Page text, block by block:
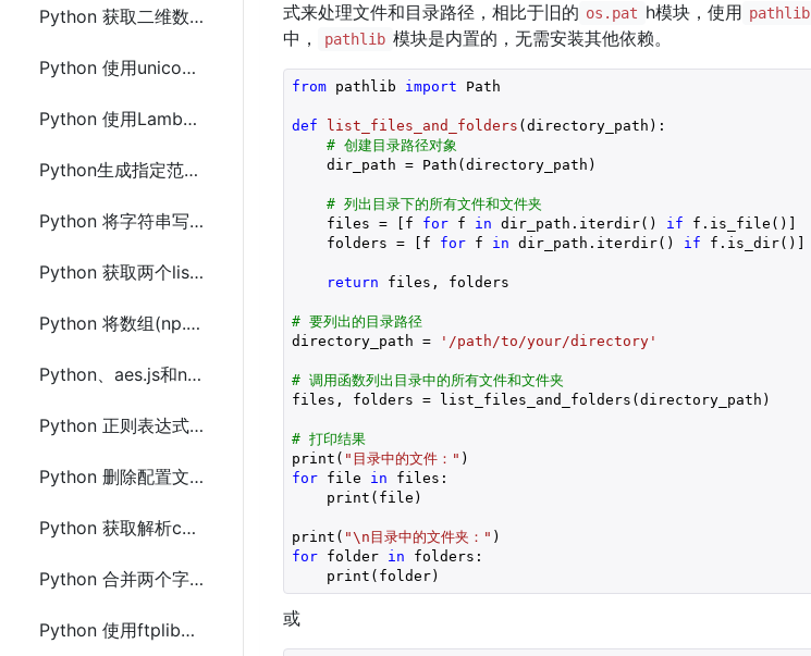
Python 获取二维数组中每列第二个最小值的方法及示例代码
Python 使用unicodedata来判断所有标点符号方法及示例代码
Python 使用Lambda对list(列表)中指定格式字符串元素排序方法
Python生成指定范围数字正数和负数列表(list)
Python 将字符串写入文本文件中指定位置和删除行示例代码
Python 获取两个list列表中元素平均值的方法及示例代码
Python 将数组(np.array)或DataFrame及相关属性保存到文件的方法
Python、aes.js和node.js实现AES(Crypto)加密与解密实现代码
Python 正则表达式零宽正负向断言的用法及示例代码
Python 删除配置文件中[]方括号内与之间的内容的方法
Python 获取解析curl命令行字符串中参数转换成字典(Dictionary)
Python 合并两个字典(Dictionary)中相同key的value的方法及示例代码
Python 使用ftplib切换指定ftp目录不存在则创建目录和上传下载文件
式来处理文件和目录路径，相比于旧的 os.pat h模块，使用 pathlib
中，
pathlib 模块是内置的，无需安装其他依赖。
from pathlib import Path
def list_files_and_folders (directory_path) :
# 创建目录路径对象
    dir_path = Path(directory_path)
# 列出目录下的所有文件和文件夹
    files = [f
for f in dir_path.iterdir() if f.is_file()]
    folders = [f
for f in dir_path.iterdir() if f.is_dir()]
return files, folders
# 要列出的目录路径
directory_path =
'/path/to/your/directory'
# 调用函数列出目录中的所有文件和文件夹
files, folders = list_files_and_folders(directory_path)
# 打印结果
print( "目录中的文件："
for file in files:
    print(file)
print( "\n目录中的文件夹："
for folder in folders:
    print(folder)
或